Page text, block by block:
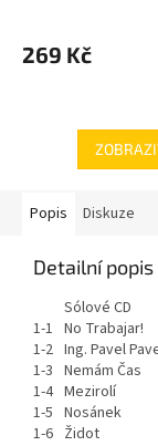
269 Kč
Popis Diskuze
Detailní
Sólové CD
1-1 No Trabajar!
1-2 Ing. Pavel
1-3 Nemám Čas
1-4 Mezirolí
1-5 Nosánek
1-6 Židot